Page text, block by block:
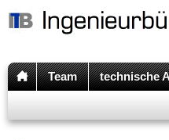
Team technische